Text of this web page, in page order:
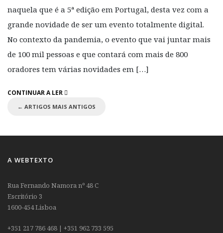
naquela que é a 5ª edição em Portugal, desta vez com a
grande novidade de ser um evento totalmente digital.
No contexto da pandemia, o evento que vai juntar mais
de 100 mil pessoas e que contará com mais de 800
oradores tem várias novidades em […]
CONTINUAR A LER
← ARTIGOS MAIS ANTIGOS
A WEBTEXTO
Rua Fernando Namora nº 48 C
Escritório 3
1600-454 Lisboa
+351 217 786 468 | +351 962 733 595